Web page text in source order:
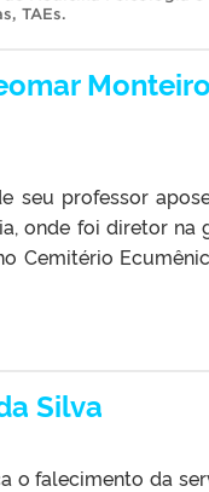
, TAEs.
Monteiro
seu professor
onde foi diretor na
Cemitério
Silva
o falecimento da